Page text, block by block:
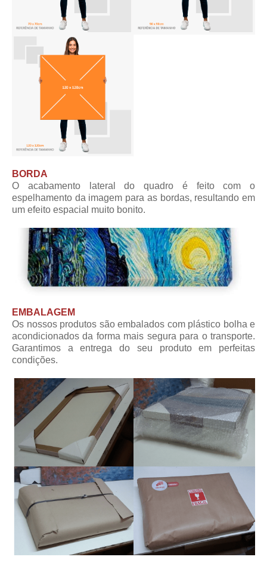
BORDA
O acabamento lateral do quadro é feito com o
espelhamento da imagem para as bordas, resultando em
um efeito espacial muito bonito.
EMBALAGEM
Os nossos produtos são embalados com plástico bolha e
acondicionados da forma mais segura para o transporte.
Garantimos a entrega do seu produto em perfeitas
condições.